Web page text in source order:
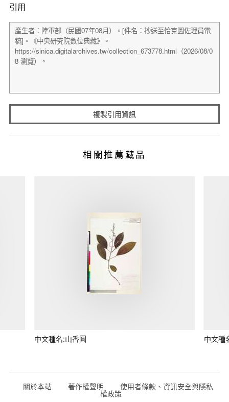
引用
複製引用資訊
相關推薦藏品
中文種名:山香圓 中文種
關於本站 著作權聲明 使用者條款、資訊安全與隱私
權政策